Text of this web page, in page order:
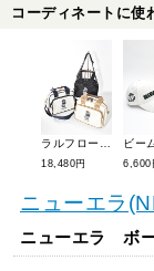
コーディネートに使
18,480円 6,600
ニューエラ
ニューエラ ボ